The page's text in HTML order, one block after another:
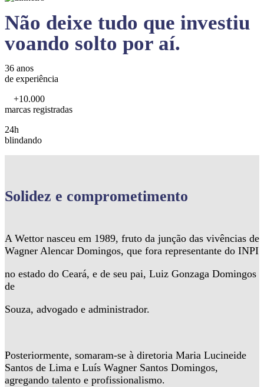
Não deixe tudo que investiu
voando solto por aí.
36 anos
de experiência
+10.000
marcas registradas
24h
blindando
Solidez e comprometimento
A Wettor nasceu em 1989, fruto da junção das vivências de
Wagner Alencar Domingos, que fora representante do INPI
no estado do Ceará, e de seu pai, Luiz Gonzaga Domingos
de
Souza, advogado e administrador.
Posteriormente, somaram-se à diretoria Maria Lucineide
Santos de Lima e Luís Wagner Santos Domingos,
agregando talento e profissionalismo.